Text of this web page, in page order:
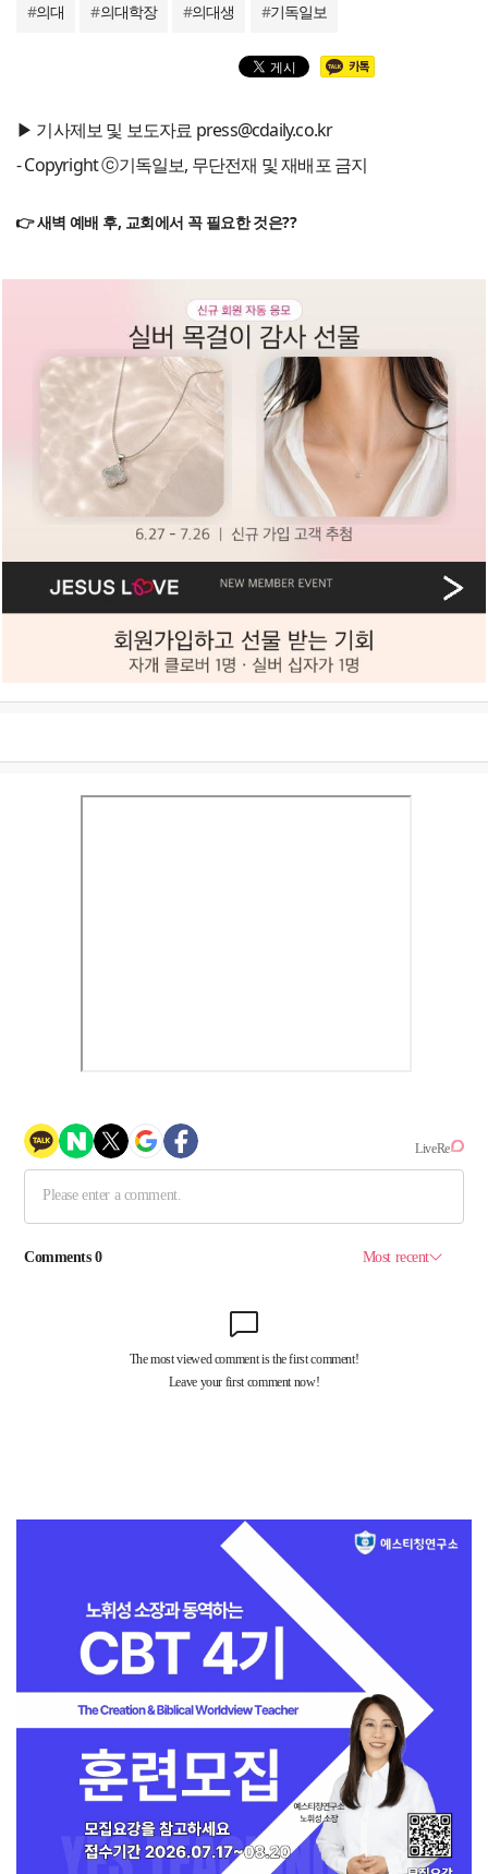
#의대 #의대학장 #의대생 #기독일보
▶ 기사제보 및 보도자료 press@cdaily.co.kr
- Copyright ⓒ기독일보, 무단전재 및 재배포 금지
👉 새벽 예배 후, 교회에서 꼭 필요한 것은??